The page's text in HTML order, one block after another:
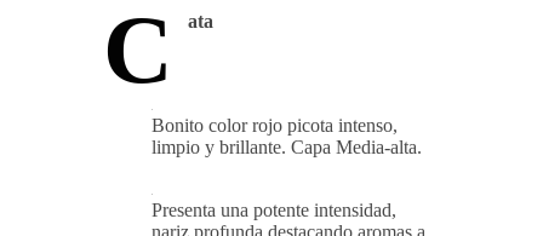
C ata
Bonito color rojo picota intenso,
limpio y brillante. Capa Media-alta.